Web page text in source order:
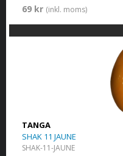
69 kr (inkl. moms)
TANGA
SHAK 11 JAUNE
SHAK-11-JAUNE